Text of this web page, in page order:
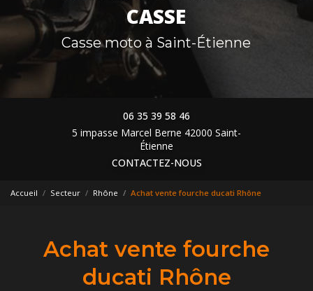
CASSE
Casse moto à Saint-Étienne
06 35 39 58 46
5 impasse Marcel Berne 42000 Saint-
Étienne
CONTACTEZ-NOUS
Accueil Secteur Rhône Achat vente fourche ducati Rhône
Achat vente fourche
ducati Rhône